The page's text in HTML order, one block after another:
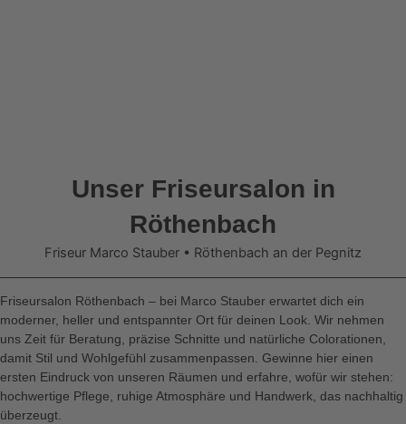
Unser Friseursalon in
Röthenbach
Friseur Marco Stauber • Röthenbach an der Pegnitz
Friseursalon Röthenbach – bei Marco Stauber erwartet dich ein
moderner, heller und entspannter Ort für deinen Look. Wir nehmen
uns Zeit für Beratung, präzise Schnitte und natürliche Colorationen,
damit Stil und Wohlgefühl zusammenpassen. Gewinne hier einen
ersten Eindruck von unseren Räumen und erfahre, wofür wir stehen:
hochwertige Pflege, ruhige Atmosphäre und Handwerk, das nachhaltig
überzeugt.